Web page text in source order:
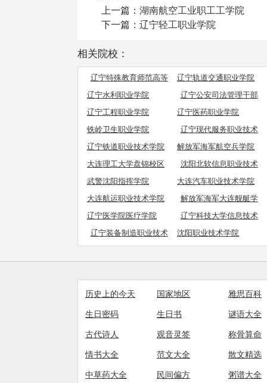
上一篇： 湖南航空工业职工工学院
下一篇： 辽宁轻工职业学院
相关院校：
辽宁特殊教育师范高等
专科学校
辽宁轨道交通职业学院
辽宁水利职业学院
辽宁公安司法管理干部
学院
辽宁工程职业学院
辽宁医药职业学院
铁岭卫生职业学院
辽宁现代服务职业技术
学院
辽宁铁道职业技术学院
解放军海军航空兵学院
大连理工大学盘锦校区
沈阳北软信息职业技术
学院
武警沈阳指挥学院
大连汽车职业技术学院
大连航运职业技术学院
解放军海军大连舰艇学
院
辽宁医学院医疗学院
辽宁科技大学信息技术
学院
辽宁装备制造职业技术
学院
沈阳职业技术学院
历史上的今天 国家地区
雅思百科
生日密码
生日书
谜语大全
古代诗人
观音灵签
称骨算命
情书大全
范文大全
散文精选
中草药大全
民间偏方
粥谱大全